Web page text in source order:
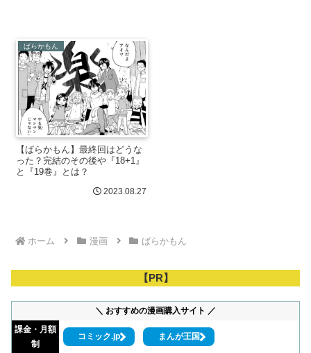
ばらかもん
【ばらかもん】最終回はどうな
った？完結のその後や『18+1』
と『19巻』とは？
2023.08.27
ホーム 漫画 ばらかもん
【PR】
＼ おすすめの漫画購入サイト ／
課金・月額
制
コミック.jp まんが王国